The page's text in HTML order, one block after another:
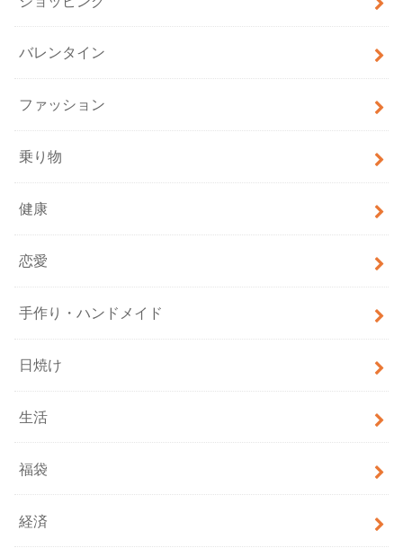
バレンタイン
ファッション
乗り物
健康
恋愛
手作り・ハンドメイド
日焼け
生活
福袋
経済